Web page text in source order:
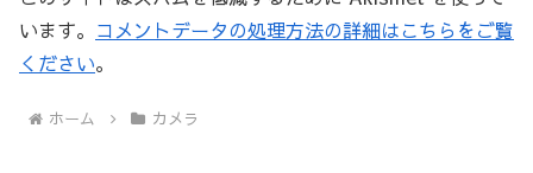
います。 コメントデータの処理方法の詳細はこちらをご覧
ください。
ホーム カメラ